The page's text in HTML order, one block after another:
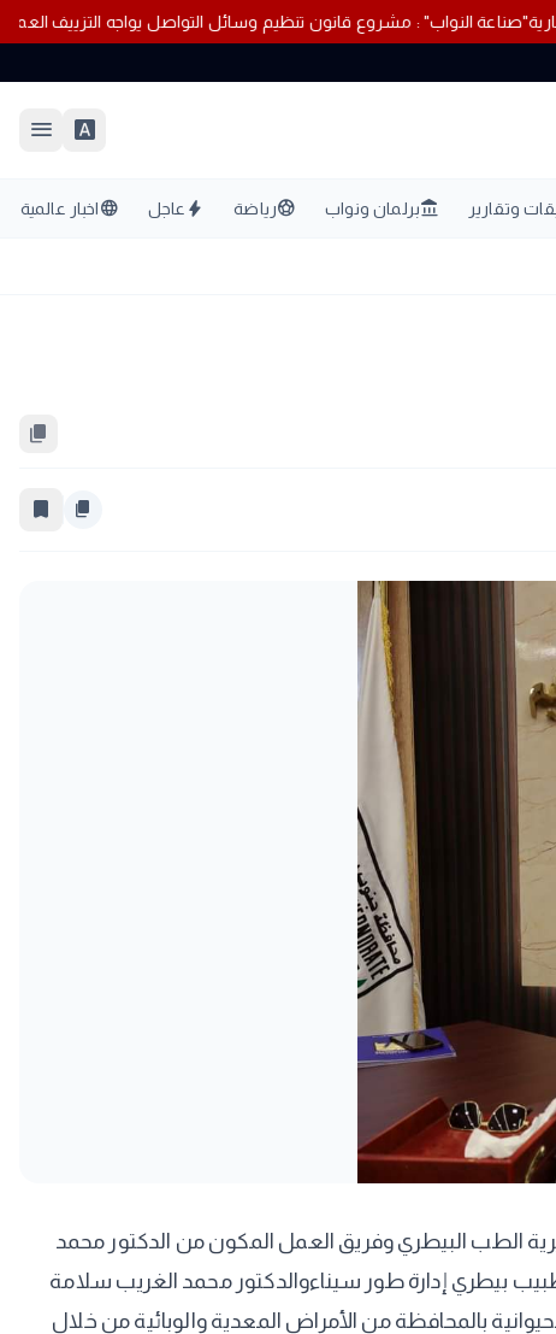
العقارية"صناعة النواب" : مشروع قانون تنظيم وسائل التواصل يواجه
font_download
menu
وتقارير account_balanceبرلمان ونواب sports_soccerرياضة bolt عاجل languageاخبار عالمية
content_copy
content_copy
bookmark_border
الطب البيطري وفريق العمل المكون من الدكتور محمد
بيطري إدارة طور سيناءوالدكتور محمد الغريب سلامة
بالمحافظة من الأمراض المعدية والوبائية من خلال